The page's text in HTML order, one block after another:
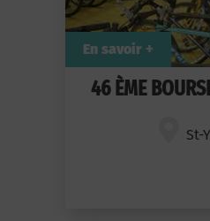
46 ÈME
St-
En savoir +